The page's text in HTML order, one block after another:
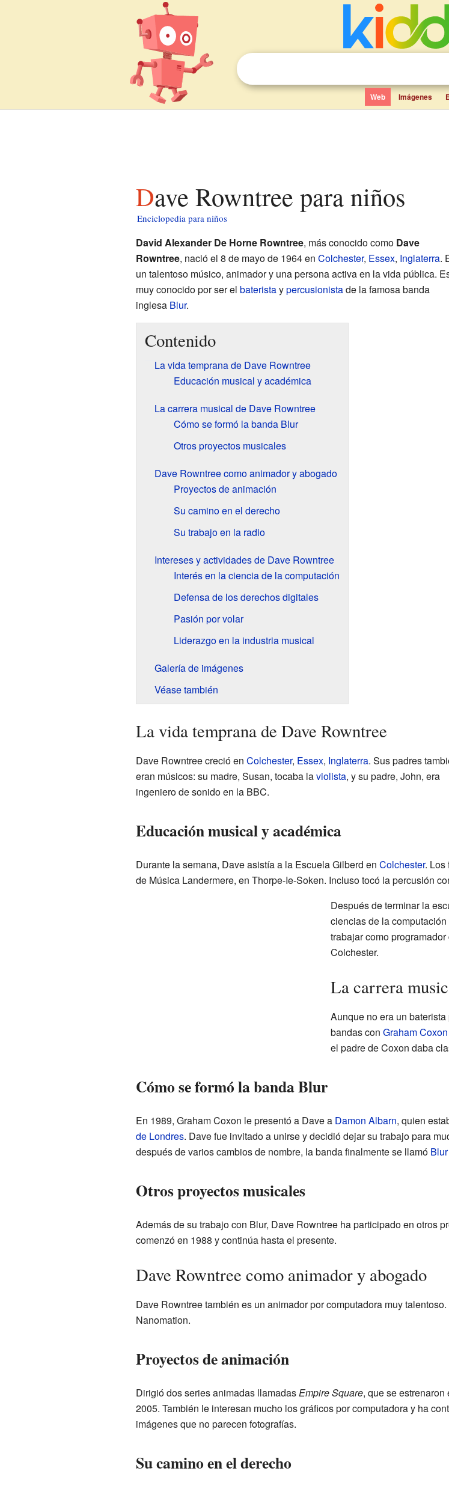
Web Imágenes
Dave Rowntree para niños
Enciclopedia para niños
David Alexander De Horne Rowntree, más conocido como Dave
Rowntree, nació el 8 de mayo de 1964 en Colchester, Essex, Inglaterra.
un talentoso músico, animador y una persona activa en la vida pública.
muy conocido por ser el bateristaypercusionistade la famosa banda
inglesa Blur.
Contenido
La vida temprana de Dave Rowntree
Educación musical y académica
La carrera musical de Dave Rowntree
Cómo se formó la banda Blur
Otros proyectos musicales
Dave Rowntree como animador y abogado
Proyectos de animación
Su camino en el derecho
Su trabajo en la radio
Intereses y actividades de Dave Rowntree
Interés en la ciencia de la computación
Defensa de los derechos digitales
Pasión por volar
Liderazgo en la industria musical
Galería de imágenes
Véase también
La vida temprana de Dave Rowntree
Dave Rowntree creció en Colchester, Essex, Inglaterra. Sus padres
eran músicos: su madre, Susan, tocaba laviolista, y su padre, John, era
ingeniero de sonido en la BBC.
Educación musical y académica
Durante la semana, Dave asistía a la Escuela Gilberd en Colchester. Los
de Música Landermere, en Thorpe-Ie-Soken. Incluso tocó la percusión
Después de terminar la
ciencias de la
trabajar como
Colchester.
La carrera
Aunque no era un
bandas con Graham Coxon
el padre de Coxon daba
Cómo se formó la banda Blur
En 1989, Graham Coxon le presentó a Dave a Damon Albarn, quien
de Londres. Dave fue invitado a unirse y decidió dejar su trabajo para
después de varios cambios de nombre, la banda finalmente se llamó Blur
Otros proyectos musicales
Además de su trabajo con Blur, Dave Rowntree ha participado en otros
comenzó en 1988 y continúa hasta el presente.
Dave Rowntree como animador y abogado
Dave Rowntree también es un animador por computadora muy
Nanomation.
Proyectos de animación
Dirigió dos series animadas llamadasEmpire Square, que se
2005. También le interesan mucho los gráficos por computadora y ha
imágenes que no parecen fotografías.
Su camino en el derecho